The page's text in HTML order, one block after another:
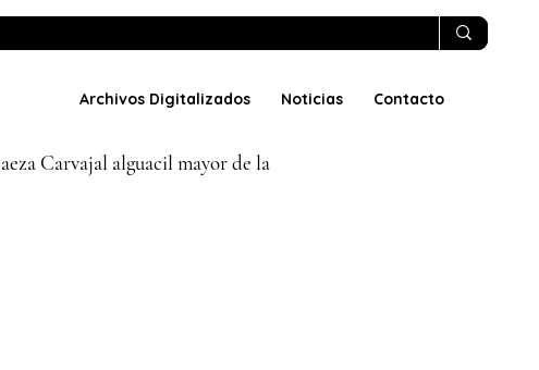
Archivos Digitalizados Noticias Contacto
Carvajal alguacil mayor de la